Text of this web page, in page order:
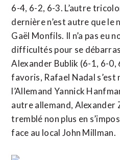
6-4, 6-2, 6-3. L’autre
dernière n’est autre que le
Gaël Monfils. Il n’a pas eu
difficultés pour se
Alexander Bublik (6-1, 6-0,
favoris, Rafael Nadal
l’Allemand Yannick
autre allemand, Alexander
tremblé non plus en
face au local John Millman.